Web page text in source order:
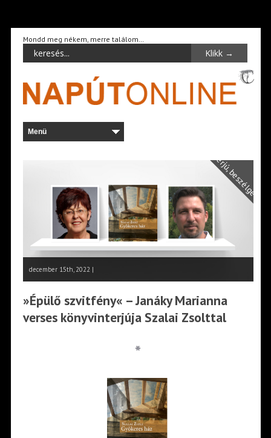
Mondd meg nékem, merre találom…
Interjú, beszélgetés
december 15th, 2022 |
»Épülő szvitfény« – Janáky Marianna
verses könyvinterjúja Szalai Zsolttal
*